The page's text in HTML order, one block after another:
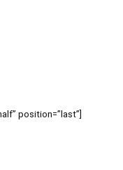
position=”last”]